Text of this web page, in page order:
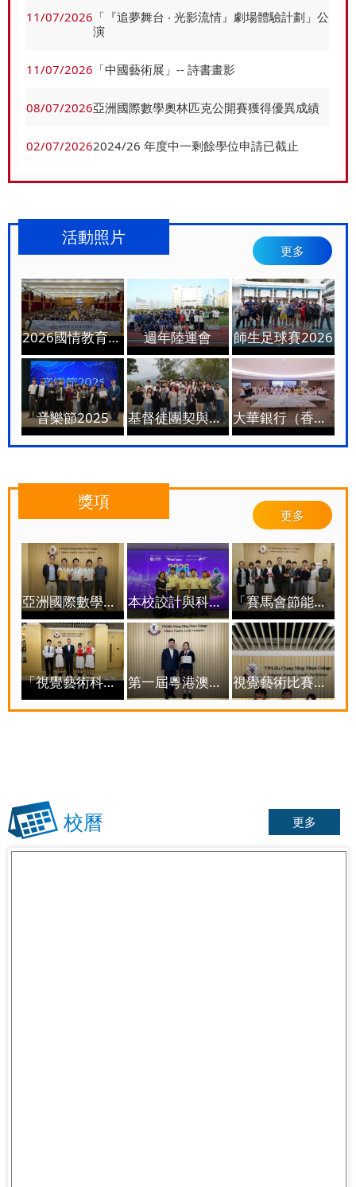
11/07/2026 「『追夢舞台 ‧ 光影流情』劇場體驗計劃」公
演
11/07/2026 「中國藝術展」-- 詩書畫影
08/07/2026亞洲國際數學奧林匹克公開賽獲得優異成績
02/07/20262024/26 年度中⼀剩餘學位申請已截止
更多
活動照片
2026國情教育活動開幕禮暨《香港該如何對接國家的『十五五』》講座 週年陸運會 師生足球賽2026
音樂節2025 基督徒團契與宣道會恩澳燒烤旅行 大華銀行（香港) "墨象2035社區計劃"
更多
獎項
亞洲國際數學奧林匹克公開賽中獲得優異成績 本校詨計與科技校隊於「香港工程挑戰賽2026」蟬聯「評判推薦獎 Judges Award」 「賽馬會節能減電學校計劃」- 「綠建Teen才」最佳人氣獎
「視覺藝術科」相關獎項 第一屆粵港澳大灣區攝影師大賽 視覺藝術比賽金獎
更多
校曆